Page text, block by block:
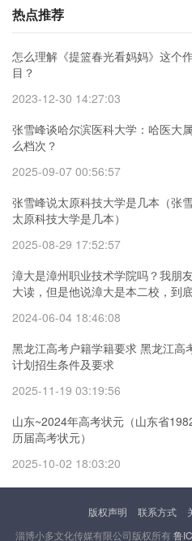
热点推荐
怎么理解《提篮春光看妈妈》这个
目？
2023-12-30 14:27:03
张雪峰谈哈尔滨医科大学：哈医大
么档次？
2025-09-07 00:56:57
张雪峰说太原科技大学是几本（张
太原科技大学是几本）
2025-08-29 17:52:57
漳大是漳州职业技术学院吗？我朋
大读，但是他说漳大是本二校，到
2024-06-04 18:46:08
黑龙江高考户籍学籍要求 黑龙江高
计划招生条件及要求
2025-11-19 03:19:56
山东~2024年高考状元（山东省
历届高考状元）
2025-10-02 18:03:20
版权声明 联系方式
淄博小多文化传媒有限公司版权所有鲁